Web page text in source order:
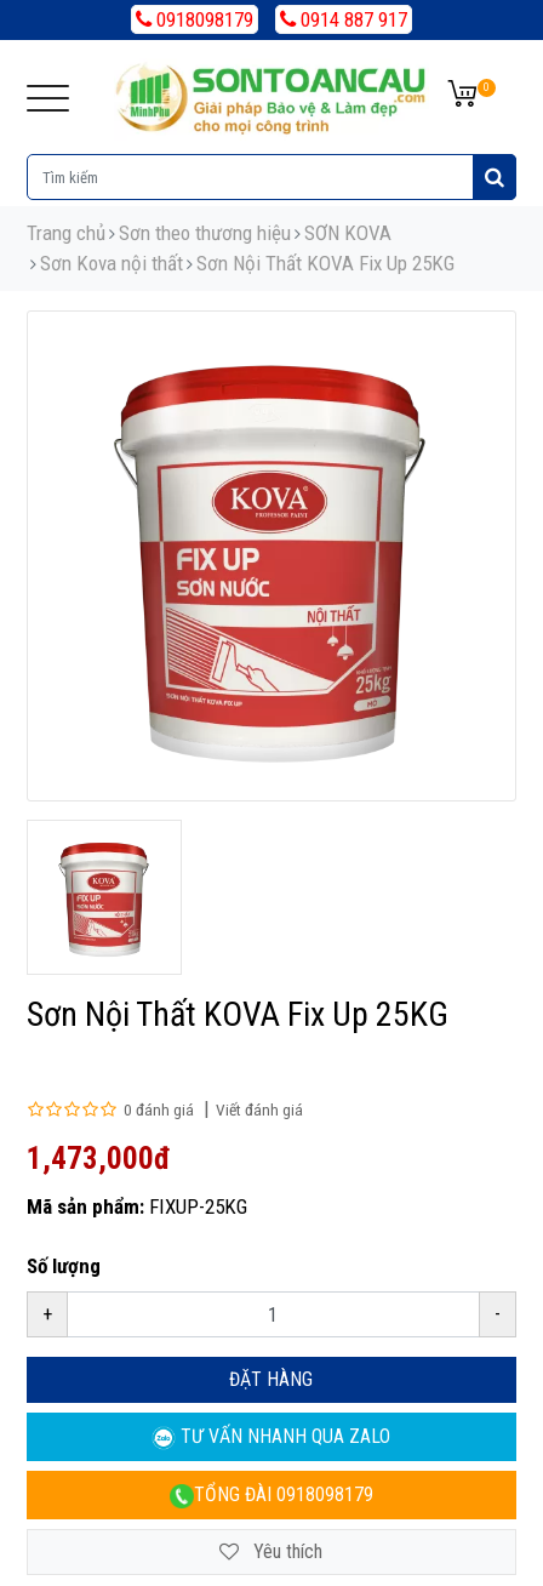
0918098179 0914 887 917
0
Trang chủ Sơn theo thương hiệu SƠN KOVA
Sơn Kova nội thất Sơn Nội Thất KOVA Fix Up 25KG
Sơn Nội Thất KOVA Fix Up 25KG
0 đánh giá Viết đánh giá
1,473,000đ
Mã sản phẩm:FIXUP-25KG
Số lượng
+ -
ĐẶT HÀNG
TƯ VẤN NHANHQUA ZALO
TỔNG ĐÀI 0918098179
Yêu thích